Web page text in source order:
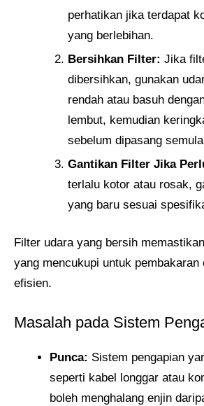
perhatikan jika terdapat
yang berlebihan.
Bersihkan Filter: Jika
dibersihkan, gunakan
rendah atau basuh
lembut, kemudian
sebelum dipasang
Gantikan Filter Jika
terlalu kotor atau rosak,
yang baru sesuai
Filter udara yang bersih
yang mencukupi untuk pembakaran
efisien.
Masalah pada Sistem
Punca: Sistem pengapian
seperti kabel longgar atau
boleh menghalang enjin